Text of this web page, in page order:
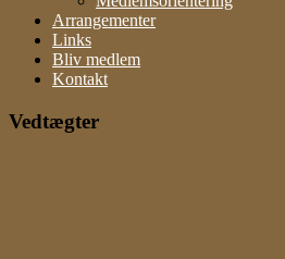
Arrangementer
Links
Bliv medlem
Kontakt
Vedtægter